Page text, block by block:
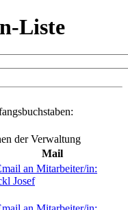
Liste
der Verwaltung
Mail